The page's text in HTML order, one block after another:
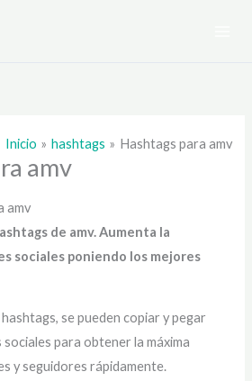
Inicio hashtags Hashtags para amv
amv
amv
de amv. Aumenta la
sociales poniendo los mejores
se pueden copiar y pegar
para obtener la máxima
y seguidores rápidamente.